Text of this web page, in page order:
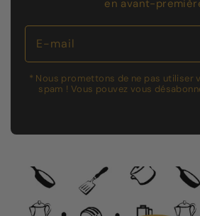
en avant-
E-mail
* Nous promettons de ne pas utiliser
spam ! Vous pouvez vous